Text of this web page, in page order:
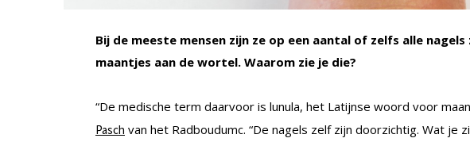
Bij de meeste mensen zijn ze op een aantal of zelfs alle
maantjes aan de wortel. Waarom zie je die?
“De medische term daarvoor is lunula, het Latijnse woord voor
Pasch van het Radboudumc. “De nagels zelf zijn doorzichtig. Wat je